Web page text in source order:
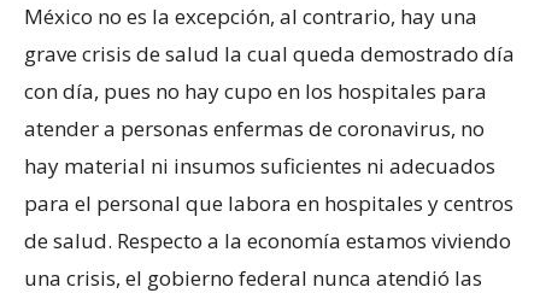
México no es la excepción, al contrario, hay una
grave crisis de salud la cual queda demostrado día
con día, pues no hay cupo en los hospitales para
atender a personas enfermas de coronavirus, no
hay material ni insumos suficientes ni adecuados
para el personal que labora en hospitales y centros
de salud. Respecto a la economía estamos viviendo
una crisis, el gobierno federal nunca atendió las